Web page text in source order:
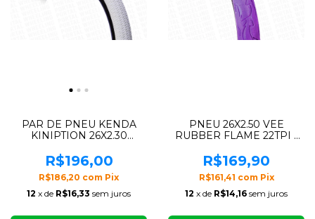
PAR DE PNEU KENDA
KINIPTION 26X2.30
R$196,00
R$186,20 com Pix
12 x de R$16,33 sem juros
PNEU 26X2.50 VEE
RUBBER FLAME 22TPI -
R$169,90
R$161,41 com Pix
12 x de R$14,16 sem juros